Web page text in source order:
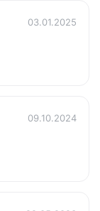
03.01.2025
09.10.2024